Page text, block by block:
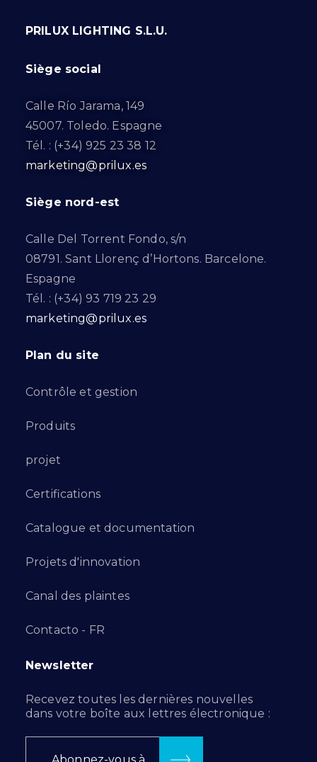
PRILUX LIGHTING S.L.U.
Siège social
Calle Río Jarama, 149
45007. Toledo. Espagne
Tél. : (+34) 925 23 38 12
marketing@prilux.es
Siège nord-est
Calle Del Torrent Fondo, s/n
08791. Sant Llorenç d’Hortons. Barcelone.
Espagne
Tél. : (+34) 93 719 23 29
marketing@prilux.es
Plan du site
Contrôle et gestion
Produits
projet
Certifications
Catalogue et documentation
Projets d'innovation
Canal des plaintes
Contacto - FR
Newsletter
Recevez toutes les dernières nouvelles
dans votre boîte aux lettres électronique :